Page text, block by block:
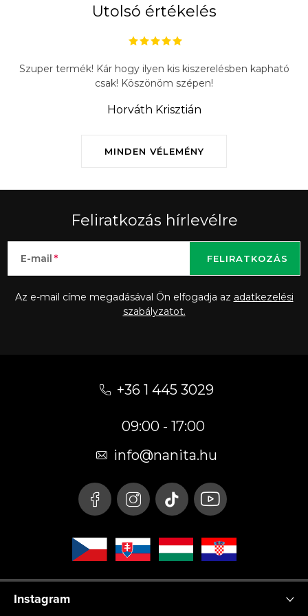
Utolsó értékelés
MINDEN VÉLEMÉNY
Szuper termék! Kár hogy ilyen kis kiszerelésben kapható
csak! Köszönöm szépen!
Horváth Krisztián
Feliratkozás hírlevélre
E-mail
Az e-mail címe megadásával Ön elfogadja az adatkezelési
szabályzatot.
FELIRATKOZÁS
+36 1 445 3029
09:00 - 17:00
info@nanita.hu
Instagram